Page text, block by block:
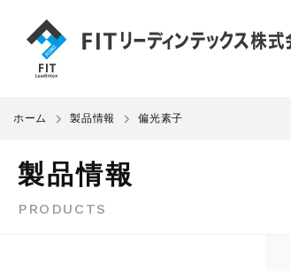
ホーム 製品情報 偏光素子
製品情報
PRODUCTS